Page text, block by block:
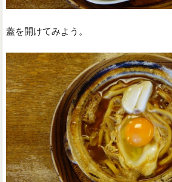
蓋を開けてみよう。